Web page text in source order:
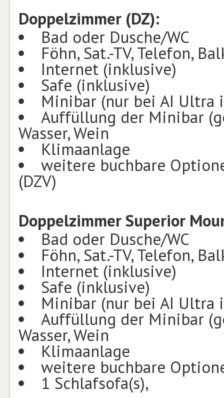
Doppelzimmer (DZ):
Bad oder Dusche/WC
Föhn, Sat.-TV, Telefon,
Internet (inklusive)
Safe (inklusive)
Minibar (nur bei AI Ultra
Auffüllung der Minibar
Wasser, Wein
Klimaanlage
weitere buchbare
(DZV)
Doppelzimmer Superior
Bad oder Dusche/WC
Föhn, Sat.-TV, Telefon,
Internet (inklusive)
Safe (inklusive)
Minibar (nur bei AI Ultra
Auffüllung der Minibar
Wasser, Wein
Klimaanlage
weitere buchbare
1 Schlafsofa(s),